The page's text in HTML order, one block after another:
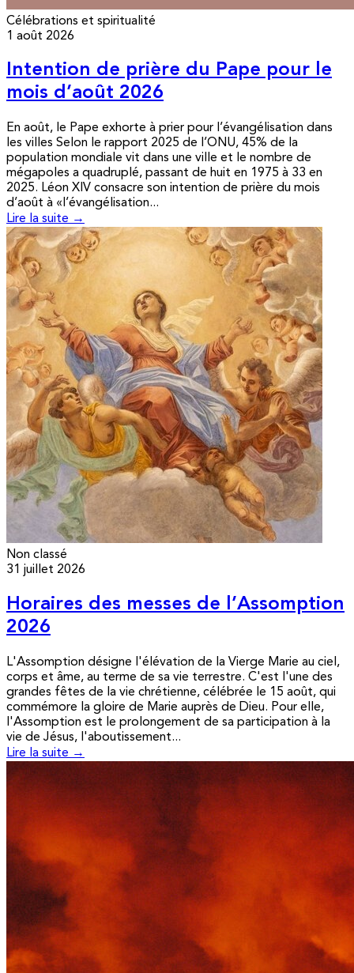
Célébrations et spiritualité
1 août 2026
Intention de prière du Pape pour le
mois d’août 2026
En août, le Pape exhorte à prier pour l’évangélisation dans
les villes Selon le rapport 2025 de l’ONU, 45% de la
population mondiale vit dans une ville et le nombre de
mégapoles a quadruplé, passant de huit en 1975 à 33 en
2025. Léon XIV consacre son intention de prière du mois
d’août à «l’évangélisation...
Lire la suite →
Non classé
31 juillet 2026
Horaires des messes de l’Assomption
2026
L'Assomption désigne l'élévation de la Vierge Marie au ciel,
corps et âme, au terme de sa vie terrestre. C'est l'une des
grandes fêtes de la vie chrétienne, célébrée le 15 août, qui
commémore la gloire de Marie auprès de Dieu. Pour elle,
l'Assomption est le prolongement de sa participation à la
vie de Jésus, l'aboutissement...
Lire la suite →